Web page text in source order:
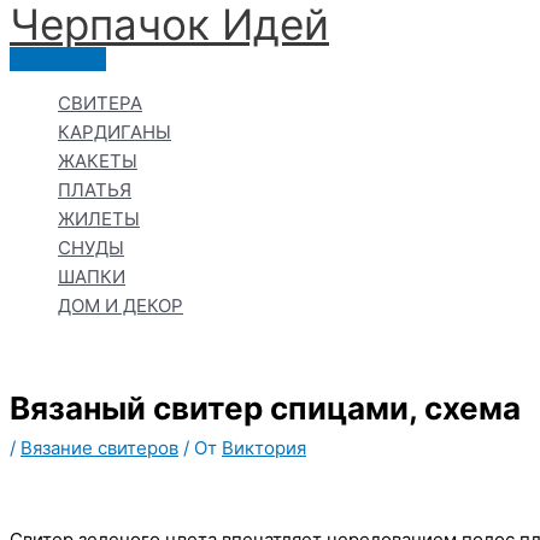
Перейти
к
Черпачoк Идей
Главное
СВИТЕРА
КАРДИГАНЫ
ЖАКЕТЫ
ПЛАТЬЯ
ЖИЛЕТЫ
СНУДЫ
ШАПКИ
ДОМ И ДЕКОР
Вязаный свитер спицами, схема
/ Вязание свитеров / От Виктория